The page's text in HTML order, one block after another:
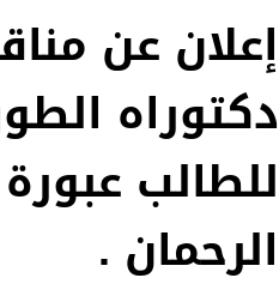
إعلان عن
دكتوراه
للطالب
الرحمان .